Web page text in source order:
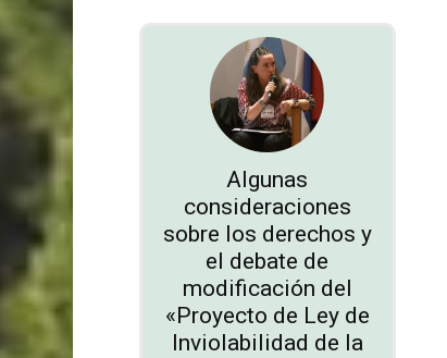
Algunas
consideraciones
sobre los derechos y
el debate de
modificación del
«Proyecto de Ley de
Inviolabilidad de la